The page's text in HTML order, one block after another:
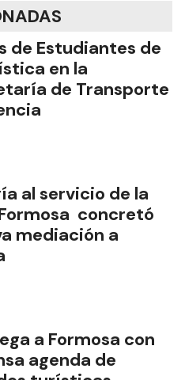
de Estudiantes de
en la
de Transporte
al servicio de la
concretó
mediación a
a Formosa con
agenda de